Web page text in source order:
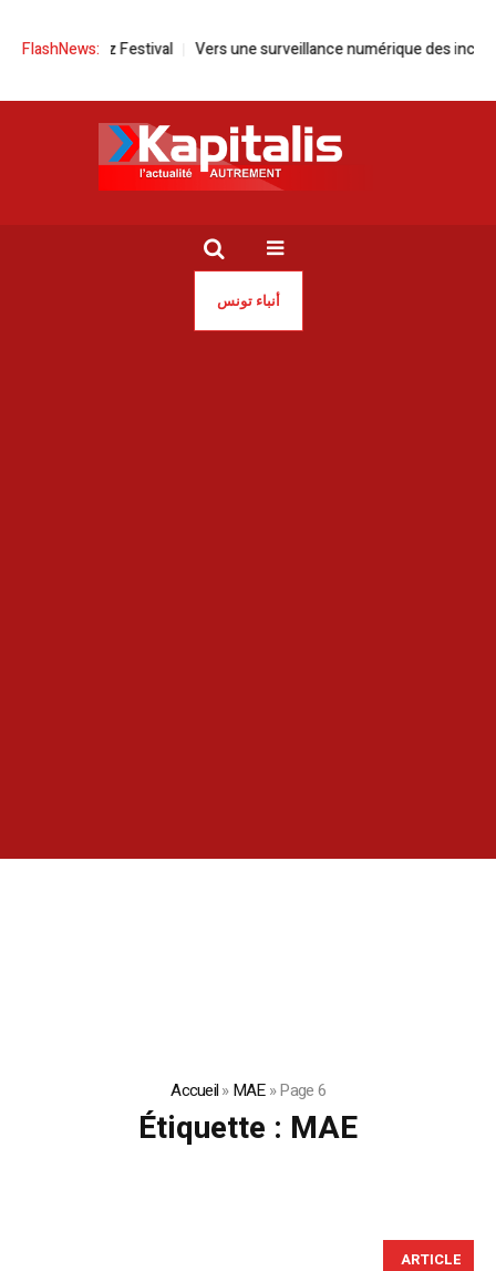
FlashNews:
Jazz Festival Vers une surveillance numérique des
أنباء تونس
Accueil»MAE»Page 6
Étiquette : MAE
ARTICLE